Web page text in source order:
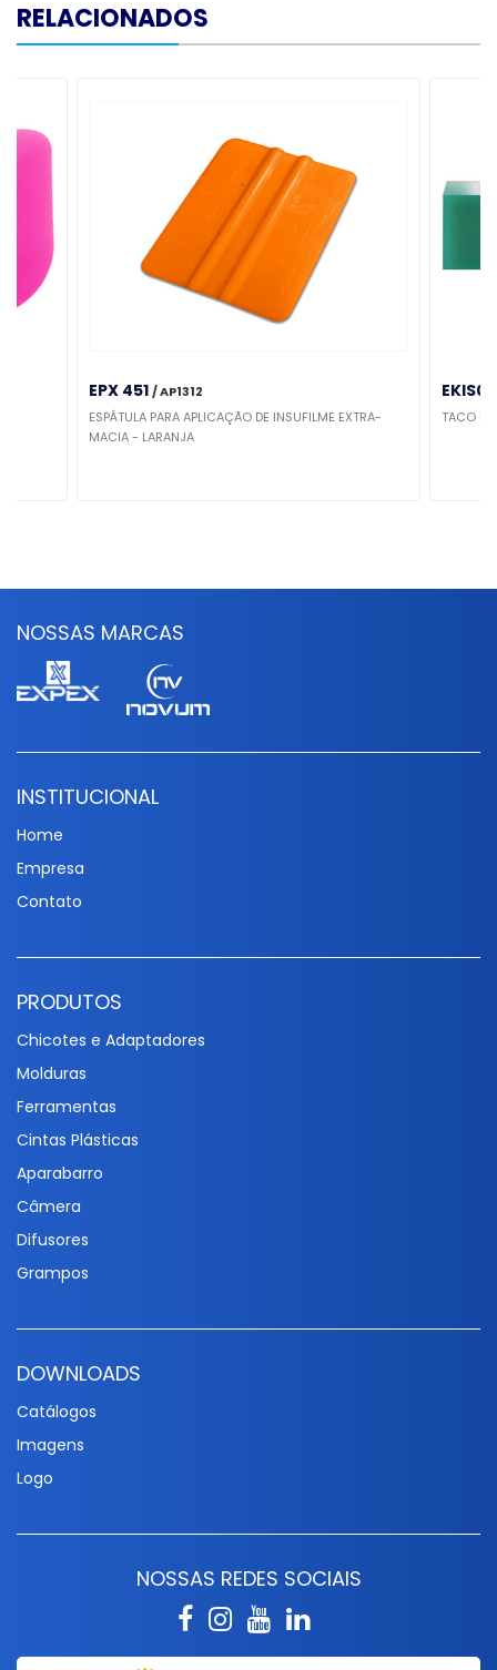
RELACIONADOS
EPX 451/ AP1312
ESPÁTULA PARA APLICAÇÃO DE INSUFILME EXTRA-
MACIA - LARANJA
TACO
NOSSAS MARCAS
INSTITUCIONAL
Home
Empresa
Contato
PRODUTOS
Chicotes e Adaptadores
Molduras
Ferramentas
Cintas Plásticas
Aparabarro
Câmera
Difusores
Grampos
DOWNLOADS
Catálogos
Imagens
Logo
NOSSAS REDES SOCIAIS